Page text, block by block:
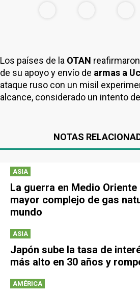
Los países de la OTAN
de su apoyo y envío de armas a
ataque ruso con un misil
alcance, considerado un intento
NOTAS
ASIA
La guerra en Medio Oriente
mayor complejo de gas
mundo
ASIA
Japón sube la tasa de
más alto en 30 años y
AMÉRICA